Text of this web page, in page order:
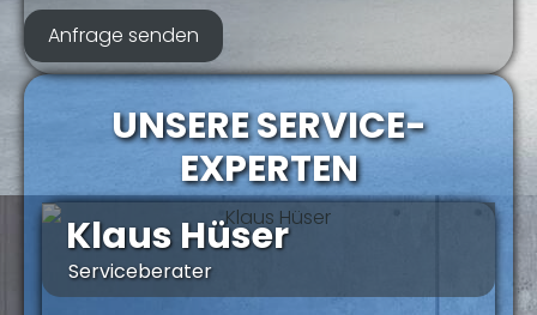
UNSERE SERVICE-
EXPERTEN
Klaus Hüser
Serviceberater